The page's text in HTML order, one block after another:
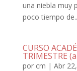
una niebla muy
poco tiempo
CURSO
TRIMESTRE
por cm | Abr